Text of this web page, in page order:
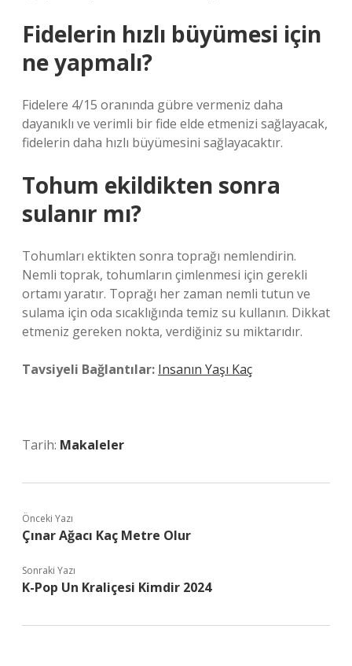
Fidelerin hızlı büyümesi için
ne yapmalı?
Fidelere 4/15 oranında gübre vermeniz daha
dayanıklı ve verimli bir fide elde etmenizi sağlayacak,
fidelerin daha hızlı büyümesini sağlayacaktır.
Tohum ekildikten sonra
sulanır mı?
Tohumları ektikten sonra toprağı nemlendirin.
Nemli toprak, tohumların çimlenmesi için gerekli
ortamı yaratır. Toprağı her zaman nemli tutun ve
sulama için oda sıcaklığında temiz su kullanın. Dikkat
etmeniz gereken nokta, verdiğiniz su miktarıdır.
Tavsiyeli Bağlantılar: Insanın Yaşı Kaç
Tarih: Makaleler
Önceki Yazı
Çınar Ağacı Kaç Metre Olur
Sonraki Yazı
K-Pop Un Kraliçesi Kimdir 2024